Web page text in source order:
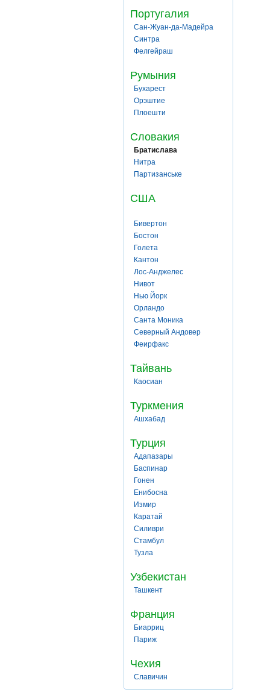
Португалия
Сан-Жуан-да-Мадейра
Синтра
Фелгейраш
Румыния
Бухарест
Орэштие
Плоешти
Словакия
Братислава
Нитра
Партизанське
США
Бивертон
Бостон
Голета
Кантон
Лос-Анджелес
Нивот
Нью Йорк
Орландо
Санта Моника
Северный Андовер
Феирфакс
Тайвань
Каосиан
Туркмения
Ашхабад
Турция
Адапазары
Баспинар
Гонен
Енибосна
Измир
Каратай
Силиври
Стамбул
Тузла
Узбекистан
Ташкент
Франция
Биарриц
Париж
Чехия
Славичин